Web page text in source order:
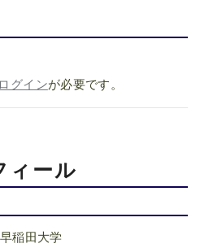
ログインが必要です。
ィール
早稲田大学